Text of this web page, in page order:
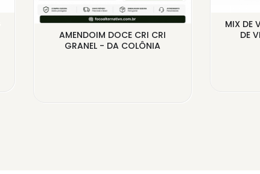
AMENDOIM DOCE CRI CRI
GRANEL - DA COLÔNIA
MIX DE
DE